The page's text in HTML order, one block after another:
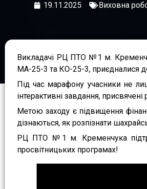
19.11.2025 Виховна
Викладачі РЦ ПТО №1 м.
МА-25-3 та КО-25-3, приєдналися
Під час марафону учасники не
інтерактивні завдання,
Метою заходу є підвищення
дізнаються, як розпізнати
РЦ ПТО №1 м. Кременчука
просвітницьких програмах!